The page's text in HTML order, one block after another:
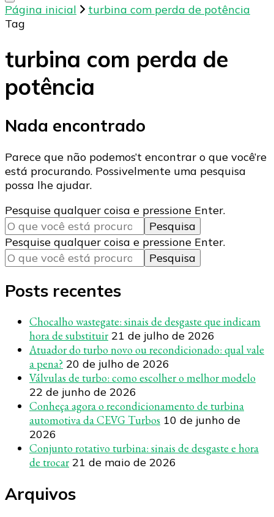
Página inicial
turbina com perda de potência
Tag
turbina com perda de
potência
Nada encontrado
Parece que não podemos’t encontrar o que você’re
está procurando. Possivelmente uma pesquisa
possa lhe ajudar.
Procurando
algo?
Pesquise qualquer coisa e pressione Enter.
Procurando
algo?
Pesquise qualquer coisa e pressione Enter.
Posts recentes
Chocalho wastegate: sinais de desgaste que indicam
hora de substituir 21 de julho de 2026
Atuador do turbo novo ou recondicionado: qual vale
a pena? 20 de julho de 2026
Válvulas de turbo: como escolher o melhor modelo
22 de junho de 2026
Conheça agora o recondicionamento de turbina
automotiva da CEVG Turbos 10 de junho de
2026
Conjunto rotativo turbina: sinais de desgaste e hora
de trocar 21 de maio de 2026
Arquivos